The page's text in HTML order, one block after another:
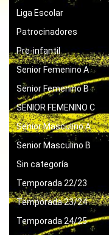
Liga Escolar
Patrocinadores
Pre-infantil
Senior Femenino A
Senior Femenino B
SENIOR FEMENINO C
Senior Masculino A
Senior Masculino B
Sin categoría
Temporada 22/23
Temporada 23/24
Temporada 24/25